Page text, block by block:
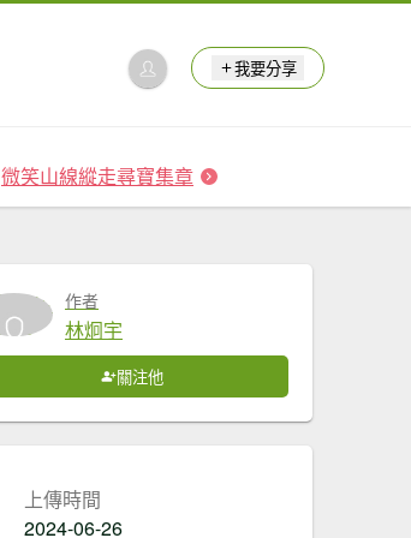
我要分享
微笑山線縱走尋寶集章
作者
林炯宇
關注他
上傳時間
2024-06-26